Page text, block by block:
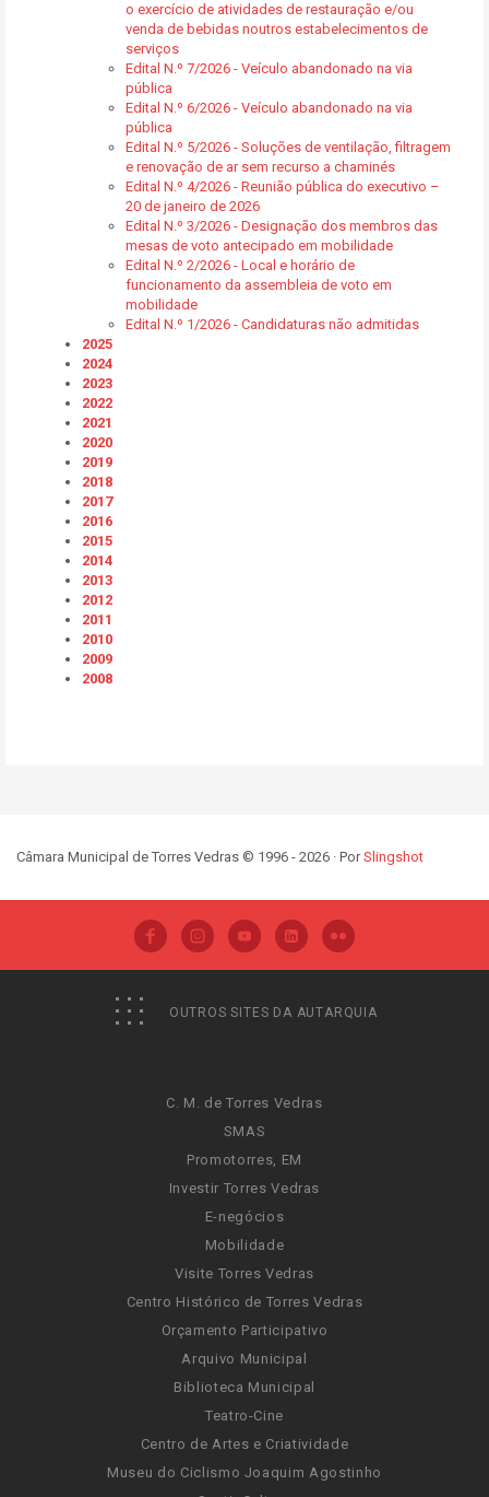
o exercício de atividades de restauração e/ou
venda de bebidas noutros estabelecimentos de
serviços
Edital N.º 7/2026 - Veículo abandonado na via
pública
Edital N.º 6/2026 - Veículo abandonado na via
pública
Edital N.º 5/2026 - Soluções de ventilação, filtragem
e renovação de ar sem recurso a chaminés
Edital N.º 4/2026 - Reunião pública do executivo –
20 de janeiro de 2026
Edital N.º 3/2026 - Designação dos membros das
mesas de voto antecipado em mobilidade
Edital N.º 2/2026 - Local e horário de
funcionamento da assembleia de voto em
mobilidade
Edital N.º 1/2026 - Candidaturas não admitidas
2025
2024
2023
2022
2021
2020
2019
2018
2017
2016
2015
2014
2013
2012
2011
2010
2009
2008
Câmara Municipal de Torres Vedras © 1996 - 2026 · PorSlingshot
OUTROS SITES DA AUTARQUIA
C. M. de Torres Vedras
SMAS
Promotorres, EM
Investir Torres Vedras
E-negócios
Mobilidade
Visite Torres Vedras
Centro Histórico de Torres Vedras
Orçamento Participativo
Arquivo Municipal
Biblioteca Municipal
Teatro-Cine
Centro de Artes e Criatividade
Museu do Ciclismo Joaquim Agostinho